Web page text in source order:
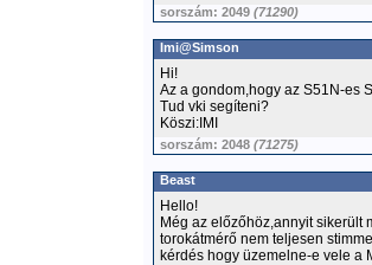
sorszám: 2049 (71290)
Imi@Simson
Hi!
Az a gondom,hogy az S51N-es
Tud vki segíteni?
Köszi:IMI
sorszám: 2048 (71275)
Beast
Hello!
Még az előzőhöz,annyit sikerült
torokátmérő nem teljesen
kérdés hogy üzemelne-e vele a